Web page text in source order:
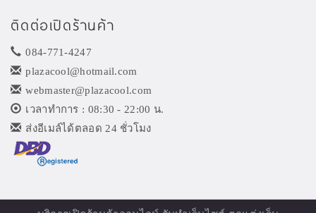
ติดต่อเปิดร้านค้า
084-771-4247
plazacool@hotmail.com
webmaster@plazacool.com
เวลาทำการ : 08:30 - 22:00 น.
ส่งอีเมล์ได้ตลอด 24 ชั่วโมง